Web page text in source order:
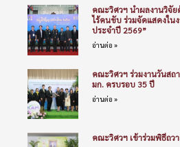
คณะวิศวฯ นำผลงานวิจั
ไร้คนขับ ร่วมจัดแสดงใ
ประจำปี 2569”
อ่านต่อ »
คณะวิศวฯ ร่วมงานวันส
มก. ครบรอบ 35 ปี
อ่านต่อ »
คณะวิศวฯ เข้าร่วมพิธีถว